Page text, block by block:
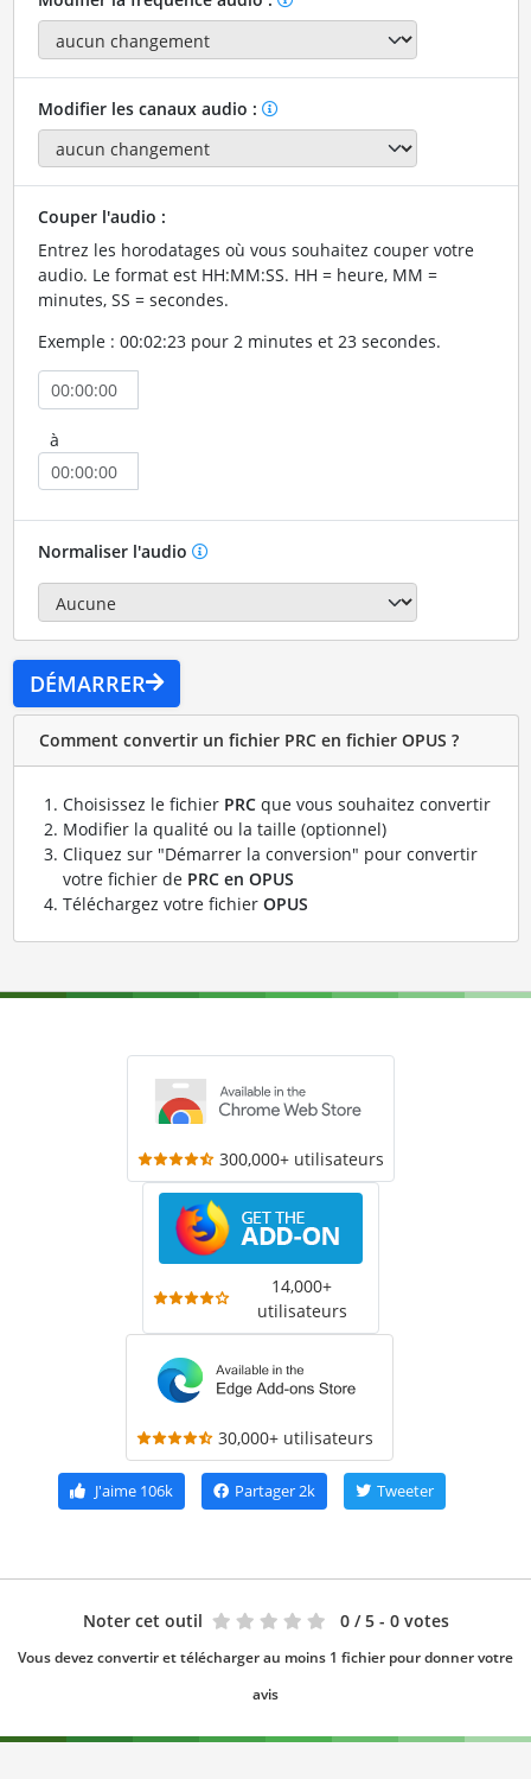
Modifier les canaux audio :
Couper l'audio :
Entrez les horodatages où vous souhaitez couper votre
audio. Le format est HH:MM:SS. HH = heure, MM =
minutes, SS = secondes.
Exemple : 00:02:23 pour 2 minutes et 23 secondes.
à
Normaliser l'audio
DÉMARRER
Comment convertir un fichier PRC en fichier OPUS ?
Choisissez le fichier PRCque vous souhaitez convertir
Modifier la qualité ou la taille (optionnel)
Cliquez sur "Démarrer la conversion" pour convertir
votre fichier de PRC en OPUS
Téléchargez votre fichier OPUS
300,000+ utilisateurs
14,000+
utilisateurs
30,000+ utilisateurs
J'aime106k Partager2k Tweeter
Noter cet outil 0 / 5 - 0 votes
Vous devez convertir et télécharger au moins 1 fichier pour donner votre
avis